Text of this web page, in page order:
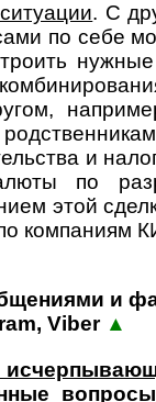
. С
по себе
и
по
этой
компаниям
и
Viber ▲
воп­росы